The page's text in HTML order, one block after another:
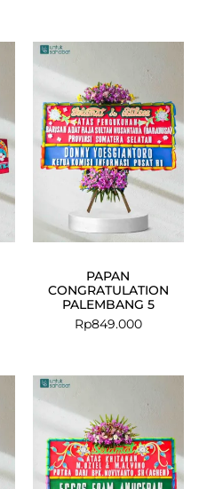
PAPAN
CONGRATULATION
PALEMBANG 5
Rp849.000